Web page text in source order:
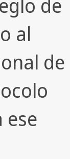
de
al
de
ese